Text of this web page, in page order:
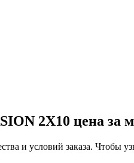
2X10 цена за
и условий заказа. Чтобы